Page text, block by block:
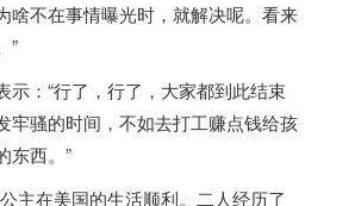
啥不在事情曝光时，就解决呢。看来
”
：“行了，行了，大家都到此结束
牢骚的时间，不如去打工赚点钱给孩
东西。”
在美国的生活顺利。二人经历了